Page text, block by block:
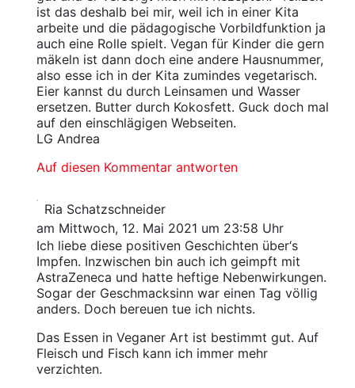
ist das deshalb bei mir, weil ich in einer Kita
arbeite und die pädagogische Vorbildfunktion ja
auch eine Rolle spielt. Vegan für Kinder die gern
mäkeln ist dann doch eine andere Hausnummer,
also esse ich in der Kita zumindes vegetarisch.
Eier kannst du durch Leinsamen und Wasser
ersetzen. Butter durch Kokosfett. Guck doch mal
auf den einschlägigen Webseiten.
LG Andrea
Auf diesen Kommentar antworten
Ria Schatzschneider
am Mittwoch, 12. Mai 2021 um 23:58 Uhr
Ich liebe diese positiven Geschichten über‘s
Impfen. Inzwischen bin auch ich geimpft mit
AstraZeneca und hatte heftige Nebenwirkungen.
Sogar der Geschmacksinn war einen Tag völlig
anders. Doch bereuen tue ich nichts.
Das Essen in Veganer Art ist bestimmt gut. Auf
Fleisch und Fisch kann ich immer mehr
verzichten.